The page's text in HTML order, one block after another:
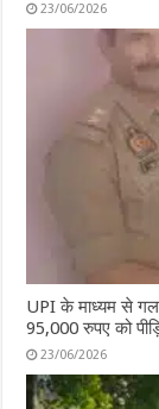
23/06/2026
UPI के माध्यम से
95,000 रुपए को
23/06/2026